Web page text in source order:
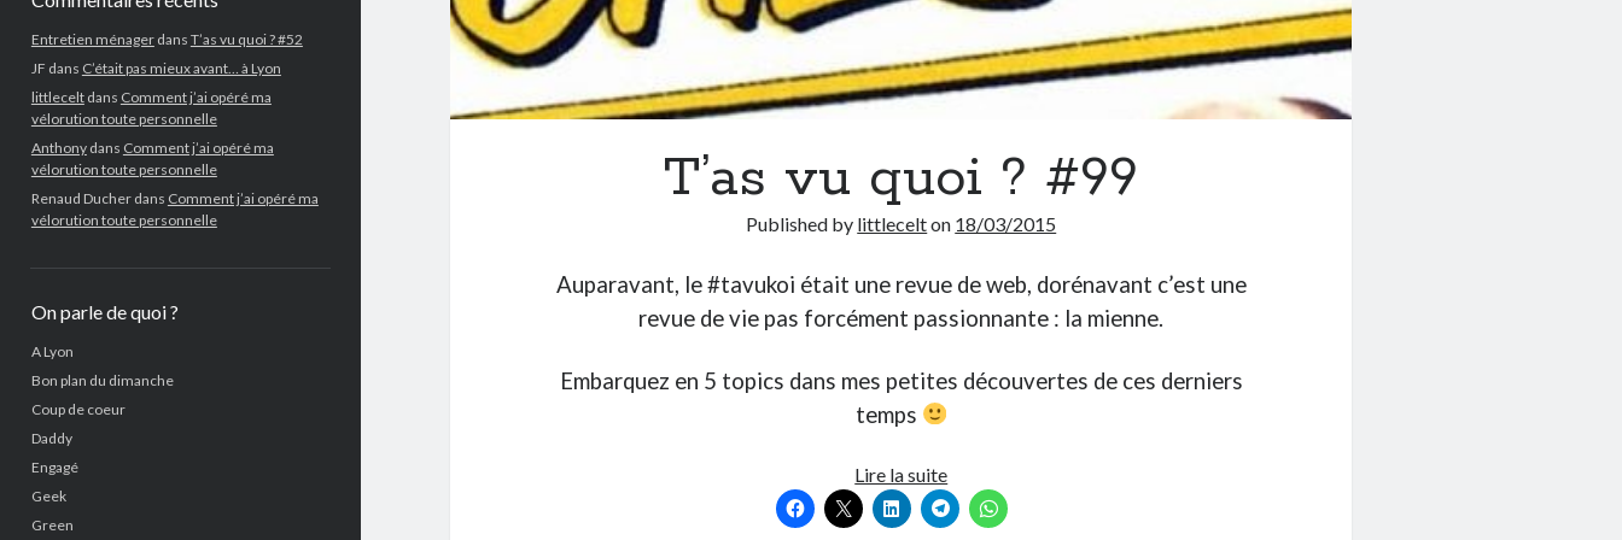
Entretien ménagerdans T’as vu quoi ? #52
JF dans C’était pas mieux avant… à Lyon
littleceltdans Comment j’ai opéré ma
vélorution toute personnelle
Anthonydans Comment j’ai opéré ma
vélorution toute personnelle
Renaud Ducherdans Comment j’ai opéré ma
vélorution toute personnelle
On parle de quoi ?
A Lyon
Bon plan du dimanche
Coup de coeur
Daddy
Engagé
Geek
Green
T’as vu quoi ? #99
Published by littlecelton 18/03/2015
Auparavant, le #tavukoi était une revue de web, dorénavant c’est une
revue de vie pas forcément passionnante : la mienne.
Embarquez en 5 topics dans mes petites découvertes de ces derniers
temps
Lire la suiteT’as
vu
quoi